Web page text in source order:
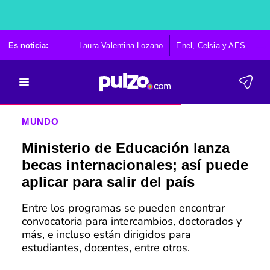
Es noticia: Laura Valentina Lozano Enel, Celsia y AES
MUNDO
Ministerio de Educación lanza
becas internacionales; así puede
aplicar para salir del país
Entre los programas se pueden encontrar
convocatoria para intercambios, doctorados y
más, e incluso están dirigidos para
estudiantes, docentes, entre otros.